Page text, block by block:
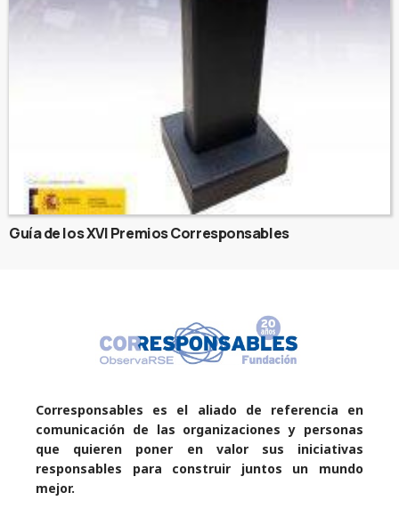
Guía de los XVI Premios Corresponsables
Corresponsables es el aliado de referencia en
comunicación de las organizaciones y personas
que quieren poner en valor sus iniciativas
responsables para construir juntos un mundo
mejor.